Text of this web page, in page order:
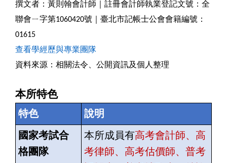
撰文者：黃則翰會計師｜註冊會計師執業登記文號：全
聯會ㄧ字第1060420號｜臺北市記帳士公會會籍編號：
01615
查看學經歷與專業團隊
資料來源：相關法令、公開資訊及個人整理
本所特色
特色 說明
國家考試合
格團隊
本所成員有 高考會計師、高
考律師、高考估價師、普考